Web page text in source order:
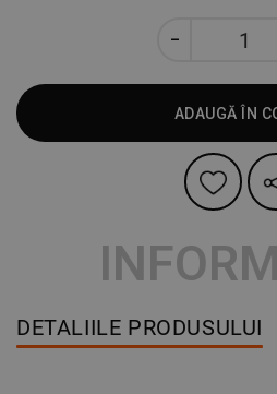
ADAUGĂ ÎN
DETALIILE PRODUSULUI